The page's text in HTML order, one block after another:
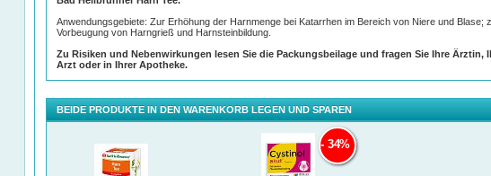
Anwendungsgebiete: Zur Erhöhung der Harnmenge bei Katarrhen im Bereich von Niere und Blase;
Vorbeugung von Harngrieß und Harnsteinbildung.
Zu Risiken und Nebenwirkungen lesen Sie die Packungsbeilage und fragen Sie Ihre Ärztin,
Arzt oder in Ihrer Apotheke.
BEIDE PRODUKTE IN DEN WARENKORB LEGEN UND SPAREN
34%